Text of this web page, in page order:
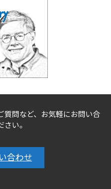
質問など、お気軽にお問い合
さい。
合わせ